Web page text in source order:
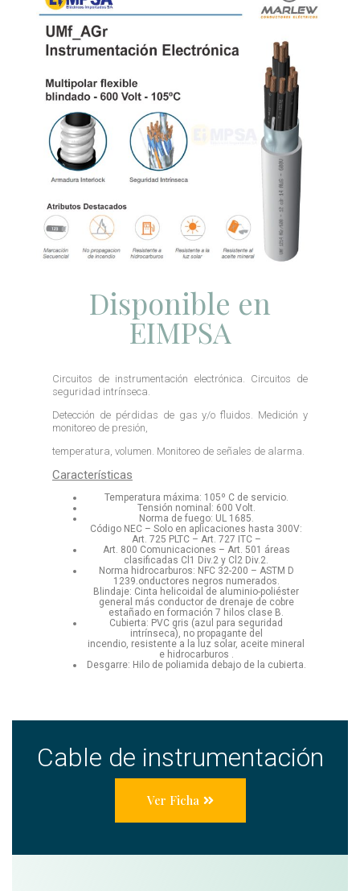
Disponible en
EIMPSA
Circuitos de instrumentación electrónica. Circuitos de
seguridad intrínseca.
Detección de pérdidas de gas y/o fluidos. Medición y
monitoreo de presión,
temperatura, volumen. Monitoreo de señales de alarma.
Características
Temperatura máxima: 105º C de servicio.
Tensión nominal: 600 Volt.
Norma de fuego: UL 1685.
Código NEC – Solo en aplicaciones hasta 300V:
Art. 725 PLTC – Art. 727 ITC –
Art. 800 Comunicaciones – Art. 501 áreas
clasificadas Cl1 Div.2 y Cl2 Div.2.
Norma hidrocarburos: NFC 32-200 – ASTM D
1239.onductores negros numerados.
Blindaje: Cinta helicoidal de aluminio-poliéster
general más conductor de drenaje de cobre
estañado en formación 7 hilos clase B.
Cubierta: PVC gris (azul para seguridad
intrínseca), no propagante del
incendio, resistente a la luz solar, aceite mineral
e hidrocarburos .
Desgarre: Hilo de poliamida debajo de la cubierta.
Cable de instrumentación
Ver Ficha